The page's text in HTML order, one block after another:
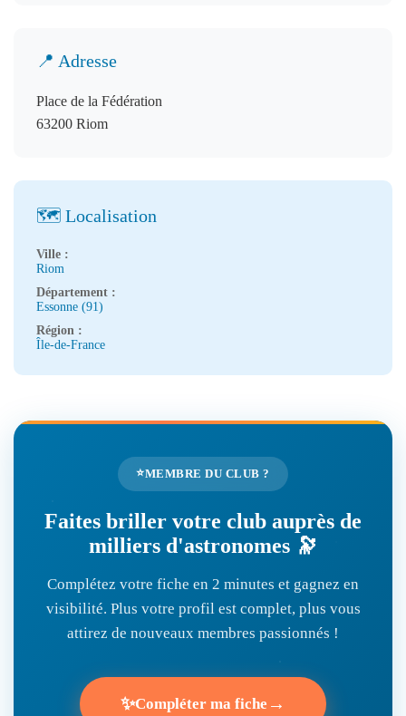
📍 Adresse
Place de la Fédération
63200 Riom
🗺️ Localisation
Ville :
Riom
Département :
Essonne (91)
Région :
Île-de-France
⭐MEMBRE DU CLUB ?
Faites briller votre club auprès de
milliers d'astronomes 🔭
Complétez votre fiche en 2 minutes et gagnez en
visibilité. Plus votre profil est complet, plus vous
attirez de nouveaux membres passionnés !
✨Compléter ma fiche →